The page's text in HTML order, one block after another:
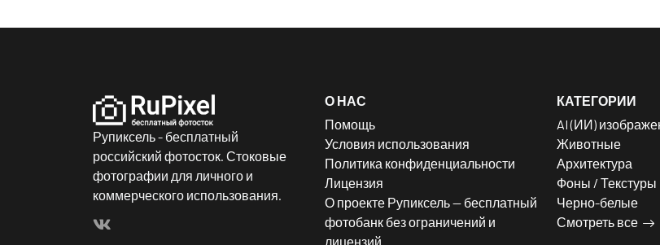
Рупиксель - бесплатный
российский фотосток. Стоковые
фотографии для личного и
коммерческого использования.
О НАС
Помощь
Условия использования
Политика конфиденциальности
Лицензия
О проекте Рупиксель — бесплатный
фотобанк без ограничений и
лицензий
КАТЕГОРИИ
AI (ИИ)
Животные
Архитектура
Фоны / Текстуры
Черно-белые
Смотреть все